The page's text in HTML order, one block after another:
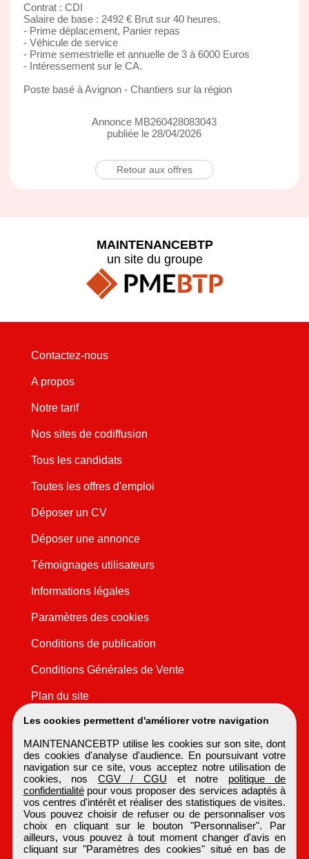
Contrat : CDI
Salaire de base : 2492 € Brut sur 40 heures.
- Prime déplacement, Panier repas
- Véhicule de service
- Prime semestrielle et annuelle de 3 à 6000 Euros
- Intéressement sur le CA.
Poste basé à Avignon - Chantiers sur la région
Annonce MB260428083043
publiée le 28/04/2026
Retour aux offres
Les cookies permettent d'améliorer votre navigation
MAINTENANCEBTP utilise les cookies sur son site, dont
des cookies d'analyse d'audience. En poursuivant votre
navigation sur ce site, vous acceptez notre utilisation de
cookies, nos CGV / CGU et notre politique de
confidentialitépour vous proposer des services adaptés à
vos centres d'intérêt et réaliser des statistiques de visites.
Vous pouvez choisir de refuser ou de personnaliser vos
choix en cliquant sur le bouton "Personnaliser". Par
ailleurs, vous pouvez à tout moment changer d'avis en
cliquant sur "Paramètres des cookies" situé en bas de
MAINTENANCEBTP
un site du groupe
Contactez-nous
A propos
Notre tarif
Nos sites de codiffusion
Tous les candidats
Toutes les offres d'emploi
Déposer un CV
Déposer une annonce
Témoignages utilisateurs
Informations légales
Paramètres des cookies
Conditions de publication
Conditions Générales de Vente
Plan du site